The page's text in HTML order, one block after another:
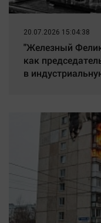
20.07.2026 15:04:38
"Железный
как
в